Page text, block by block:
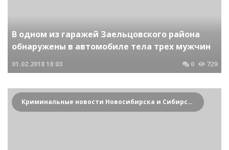
В одном из гаражей Заельцовского района
обнаружены в автомобиле тела трех мужчин
01.02.201818:03 0 729
Криминальные новости Новосибирска и Сибирского региона